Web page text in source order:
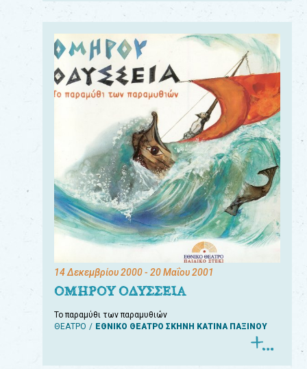
14 Δεκεμβρίου 2000- 20 Μαΐου 2001
ΟΜΗΡΟΥ ΟΔΥΣΣΕΙΑ
Το παραμύθι των παραμυθιών
ΘΕΑΤΡΟ
ΕΘΝΙΚΟ ΘΕΑΤΡΟ ΣΚΗΝΗ ΚΑΤΙΝΑ ΠΑΞΙΝΟΥ